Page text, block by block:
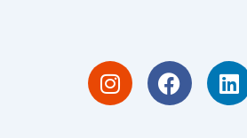
I
n
s
F
a
c
L
i
n